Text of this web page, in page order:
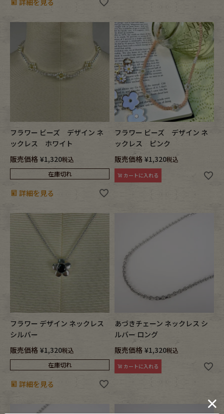
フラワー ビーズ デザイン ネ
ックレス ホワイト
販売価格 ¥1,320税込
在庫切れ
詳細を見る
フラワー ビーズ デザイン ネ
ックレス ピンク
販売価格 ¥1,320税込
カートに入れる
フラワー デザイン ネックレス
シルバー
販売価格 ¥1,320税込
在庫切れ
詳細を見る
あづきチェーン ネックレス シ
ルバー ロング
販売価格 ¥1,320税込
カートに入れる